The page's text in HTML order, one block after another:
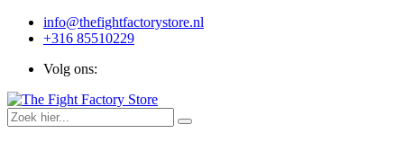
info@thefightfactorystore.nl
+316 85510229
Volg ons: